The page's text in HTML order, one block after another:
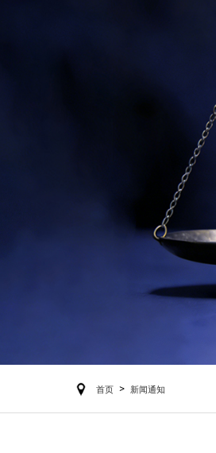
首页 > 新闻通知